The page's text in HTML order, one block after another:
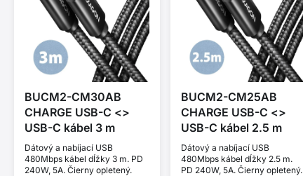
BUCM2-CM30AB
CHARGE USB-C <>
USB-C kábel 3 m
Dátový a nabíjací USB
480Mbps kábel dĺžky 3 m. PD
240W, 5A. Čierny opletený.
BUCM2-CM25AB
CHARGE USB-C <>
USB-C kábel 2.5 m
Dátový a nabíjací USB
480Mbps kábel dĺžky 2.5 m.
PD 240W, 5A. Čierny opletený.